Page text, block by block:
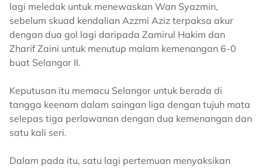
lagi meledak untuk menewaskan Wan Syazmin,
sebelum skuad kendalian Azzmi Aziz terpaksa akur
dengan dua gol lagi daripada Zamirul Hakim dan
Zharif Zaini untuk menutup malam kemenangan 6-0
buat Selangor II.
Keputusan itu memacu Selangor untuk berada di
tangga keenam dalam saingan liga dengan tujuh mata
selepas tiga perlawanan dengan dua kemenangan dan
satu kali seri.
Dalam pada itu, satu lagi pertemuan menyaksikan